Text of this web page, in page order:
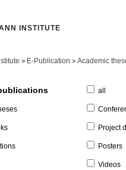
INSTITUTE
> E-Publication > Academic
all
Project
Posters
Videos